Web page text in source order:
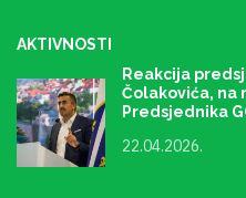
AKTIVNOSTI
Reakcija
Čolakovića, na
Predsjednika
22.04.2026.